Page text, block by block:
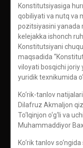
Konstitutsiyasiga
qobiliyati va nutq va
pozitsiyasini yanada
kelejakka ishonch
Konstitutsiyani
maqsadida
viloyati bosqichi joriy
yuridik texnikumida
Ko‘rik-tanlov
Dilafruz Akmaljon
To‘lqinjon o‘g‘li va
Muhammaddiyor
Ko‘rik tanlov